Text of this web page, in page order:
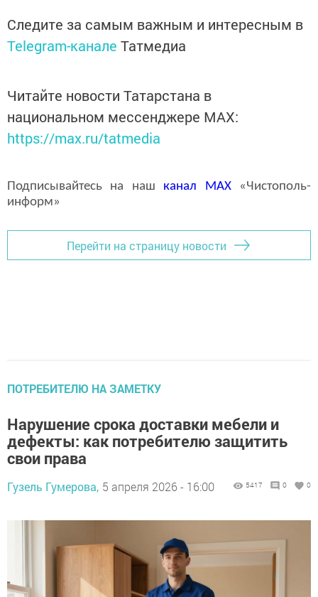
Следите за самым важным и интересным в
Telegram-канале Татмедиа
Читайте новости Татарстана в
национальном мессенджере MАХ:
https://max.ru/tatmedia
Подписывайтесь на наш канал MAX«Чистополь-
информ»
Перейти на страницу новости
ПОТРЕБИТЕЛЮ НА ЗАМЕТКУ
Нарушение срока доставки мебели и
дефекты: как потребителю защитить
свои права
Гузель Гумерова, 5 апреля 2026 - 16:00 5417 0 0